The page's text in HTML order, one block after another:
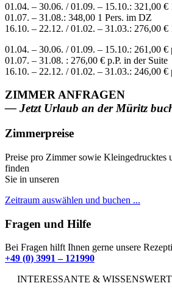
01.04. – 30.06. / 01.09. – 15.10.: 321,00 €
01.07. – 31.08.: 348,00 1 Pers. im DZ
16.10. – 22.12. / 01.02. – 31.03.: 276,00 €
01.04. – 30.06. / 01.09. – 15.10.: 261,00 €
01.07. – 31.08. : 276,00 € p.P. in der Suite
16.10. – 22.12. / 01.02. – 31.03.: 246,00 €
ZIMMER ANFRAGEN
— Jetzt Urlaub an der Müritz
Zimmerpreise
Preise pro Zimmer sowie Kleingedrucktes
finden
Sie in unseren
Zeitraum auswählen und buchen ...
Fragen und Hilfe
Bei Fragen hilft Ihnen gerne unsere
+49 (0) 3991 – 121990
INTERESSANTE &